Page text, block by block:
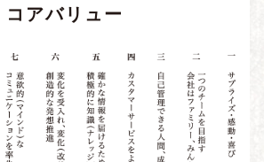
コアバリュー